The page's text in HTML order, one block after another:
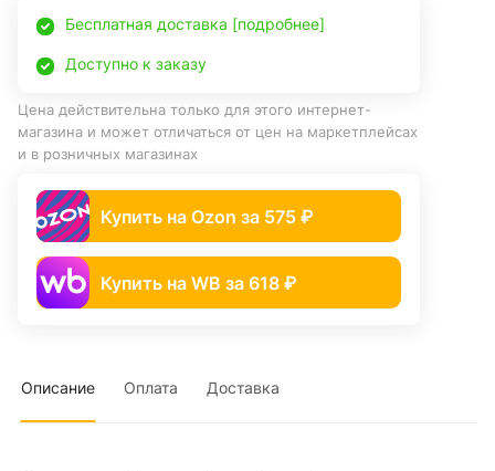
Бесплатная доставка [подробнее]
Доступно к заказу
Цена действительна только для этого интернет-
магазина и может отличаться от цен на маркетплейсах
и в розничных магазинах
Купить на Ozon за 575 ₽
Купить на WB за 618 ₽
Описание Оплата Доставка